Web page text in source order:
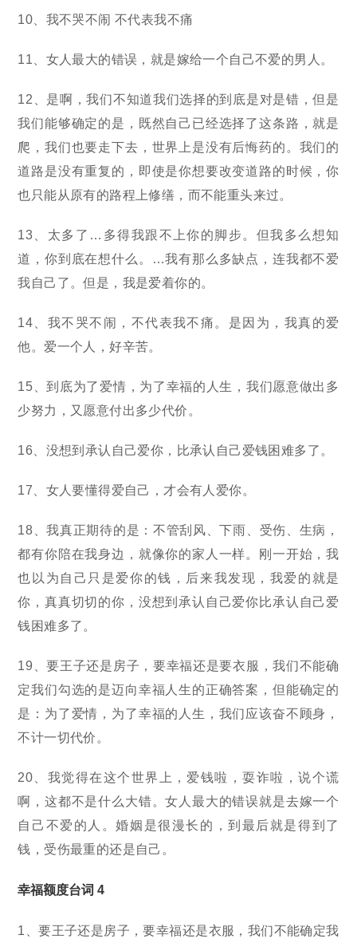
10、我不哭不闹 不代表我不痛
11、女人最大的错误，就是嫁给一个自己不爱的男人。
12、是啊，我们不知道我们选择的到底是对是错，但是
我们能够确定的是，既然自己已经选择了这条路，就是
爬，我们也要走下去，世界上是没有后悔药的。我们的
道路是没有重复的，即使是你想要改变道路的时候，你
也只能从原有的路程上修缮，而不能重头来过。
13、太多了…多得我跟不上你的脚步。但我多么想知
道，你到底在想什么。…我有那么多缺点，连我都不爱
我自己了。但是，我是爱着你的。
14、我不哭不闹，不代表我不痛。是因为，我真的爱
他。爱一个人，好辛苦。
15、到底为了爱情，为了幸福的人生，我们愿意做出多
少努力，又愿意付出多少代价。
16、没想到承认自己爱你，比承认自己爱钱困难多了。
17、女人要懂得爱自己，才会有人爱你。
18、我真正期待的是：不管刮风、下雨、受伤、生病，
都有你陪在我身边，就像你的家人一样。刚一开始，我
也以为自己只是爱你的钱，后来我发现，我爱的就是
你，真真切切的你，没想到承认自己爱你比承认自己爱
钱困难多了。
19、要王子还是房子，要幸福还是要衣服，我们不能确
定我们勾选的是迈向幸福人生的正确答案，但能确定的
是：为了爱情，为了幸福的人生，我们应该奋不顾身，
不计一切代价。
20、我觉得在这个世界上，爱钱啦，耍诈啦，说个谎
啊，这都不是什么大错。女人最大的错误就是去嫁一个
自己不爱的人。婚姻是很漫长的，到最后就是得到了
钱，受伤最重的还是自己。
幸福额度台词 4
1、要王子还是房子，要幸福还是衣服，我们不能确定我